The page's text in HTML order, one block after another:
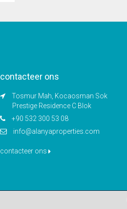
contacteer ons
Tosmur Mah, Kocaosman Sok
Prestige Residence C Blok
+90 532 300 53 08
info@alanyaproperties.com
contacteer ons